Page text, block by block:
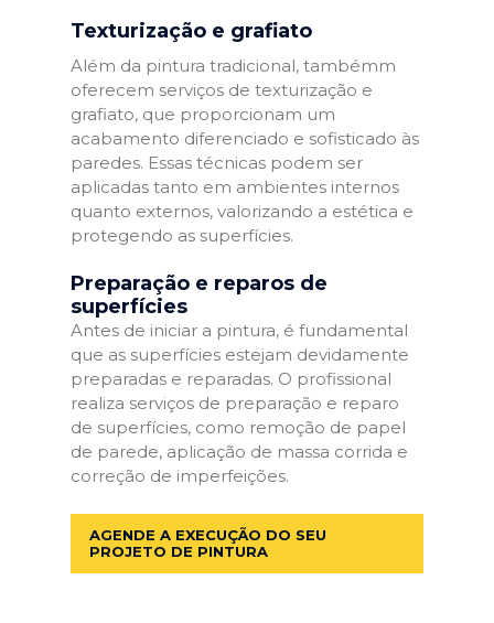
Texturização e grafiato
Além da pintura tradicional, tambémm
oferecem serviços de texturização e
grafiato, que proporcionam um
acabamento diferenciado e sofisticado às
paredes. Essas técnicas podem ser
aplicadas tanto em ambientes internos
quanto externos, valorizando a estética e
protegendo as superfícies.
Preparação e reparos de
superfícies
Antes de iniciar a pintura, é fundamental
que as superfícies estejam devidamente
preparadas e reparadas. O profissional
realiza serviços de preparação e reparo
de superfícies, como remoção de papel
de parede, aplicação de massa corrida e
correção de imperfeições.
AGENDE A EXECUÇÃO DO SEU
PROJETO DE PINTURA